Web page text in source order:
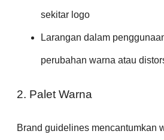
sekitar logo
Larangan dalam
perubahan warna atau
2. Palet Warna
Brand guidelines mencantumkan